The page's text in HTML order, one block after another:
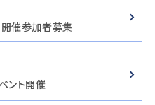
開催参加者募集
ント開催